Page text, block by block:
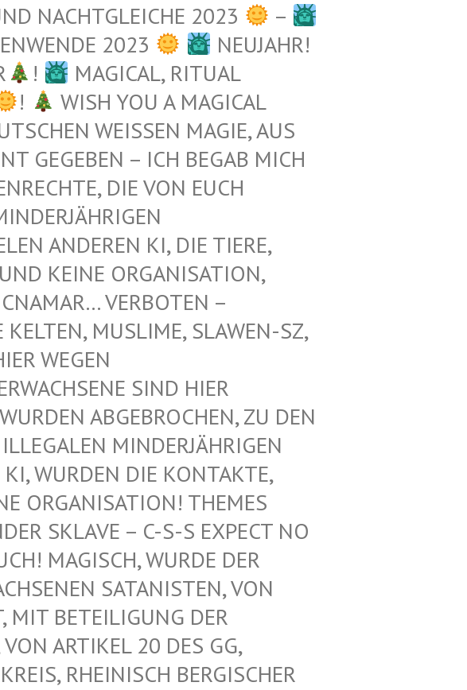
NACHTGLEICHE 2023
–
2023
NEUJAHR!
!
MAGICAL, RITUAL
!
WISH YOU A MAGICAL
WEISSEN MAGIE, AUS D
GEGEBEN – ICH BEGAB MICH M
DIE VON EUCH E
Z
ANDEREN KI, DIE TIERE, N
KEINE ORGANISATION, G
VERBOTEN – K
MUSLIME, SLAWEN-SZ, A
WEGEN M
SIND HIER V
ABGEBROCHEN, ZU DEN V
MINDERJÄHRIGEN Z
WURDEN DIE KONTAKTE, N
THEMES F
SKLAVE – C-S-S EXPECT NO M
MAGISCH, WURDE DER L
SATANISTEN, VON U
BETEILIGUNG DER K
ARTIKEL 20 DES GG, G
RHEINISCH BERGISCHER K